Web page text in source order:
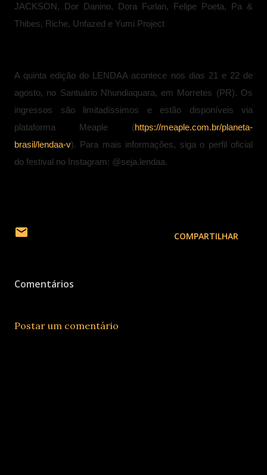
JACKSON, Dor Danino, Dora Furlan, Felipe Poeta, Pa &
Thibes, Riche, Unfazed e Yumi Project
A quinta edição do LENDAA acontece nos dias 21 e 22 de
agosto, no Santuário Nhundiaquara, em Morretes (PR). Os
ingressos são limitadíssimos e estão disponíveis via
plataforma Meaple (https://meaple.com.br/planeta-
brasil/lendaa-v). Para mais informações, siga o perfil oficial
do festival no Instagram: @seja.lendaa.
COMPARTILHAR
Comentários
Postar um comentário